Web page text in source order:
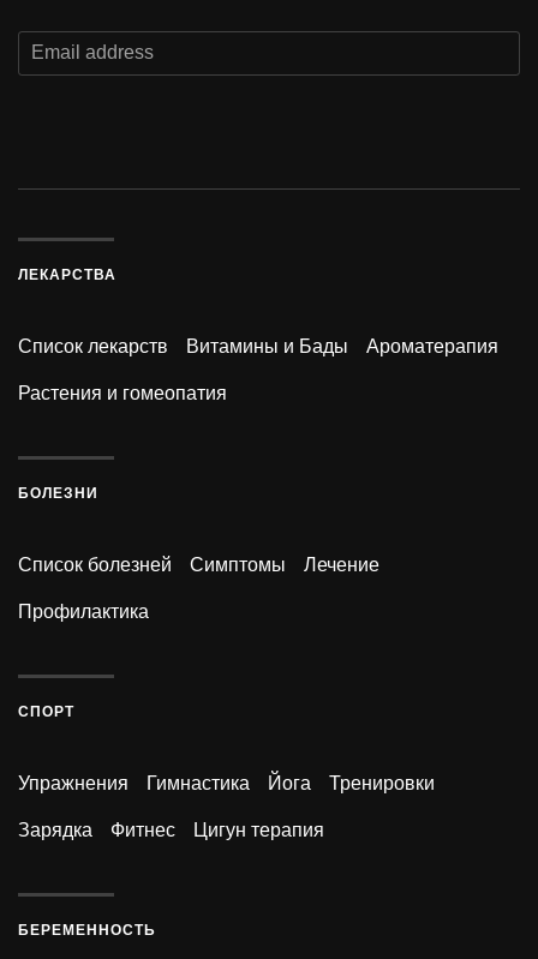
ЛЕКАРСТВА
Список лекарств Витамины и Бады Ароматерапия
Растения и гомеопатия
БОЛЕЗНИ
Список болезней Симптомы Лечение
Профилактика
СПОРТ
Упражнения Гимнастика Йога Тренировки
Зарядка Фитнес Цигун терапия
БЕРЕМЕННОСТЬ